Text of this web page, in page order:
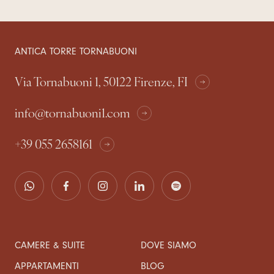
ANTICA TORRE TORNABUONI
Via Tornabuoni 1, 50122 Firenze, FI
info@tornabuoni1.com
+39 055 2658161
CAMERE & SUITE
APPARTAMENTI
DOVE SIAMO
BLOG